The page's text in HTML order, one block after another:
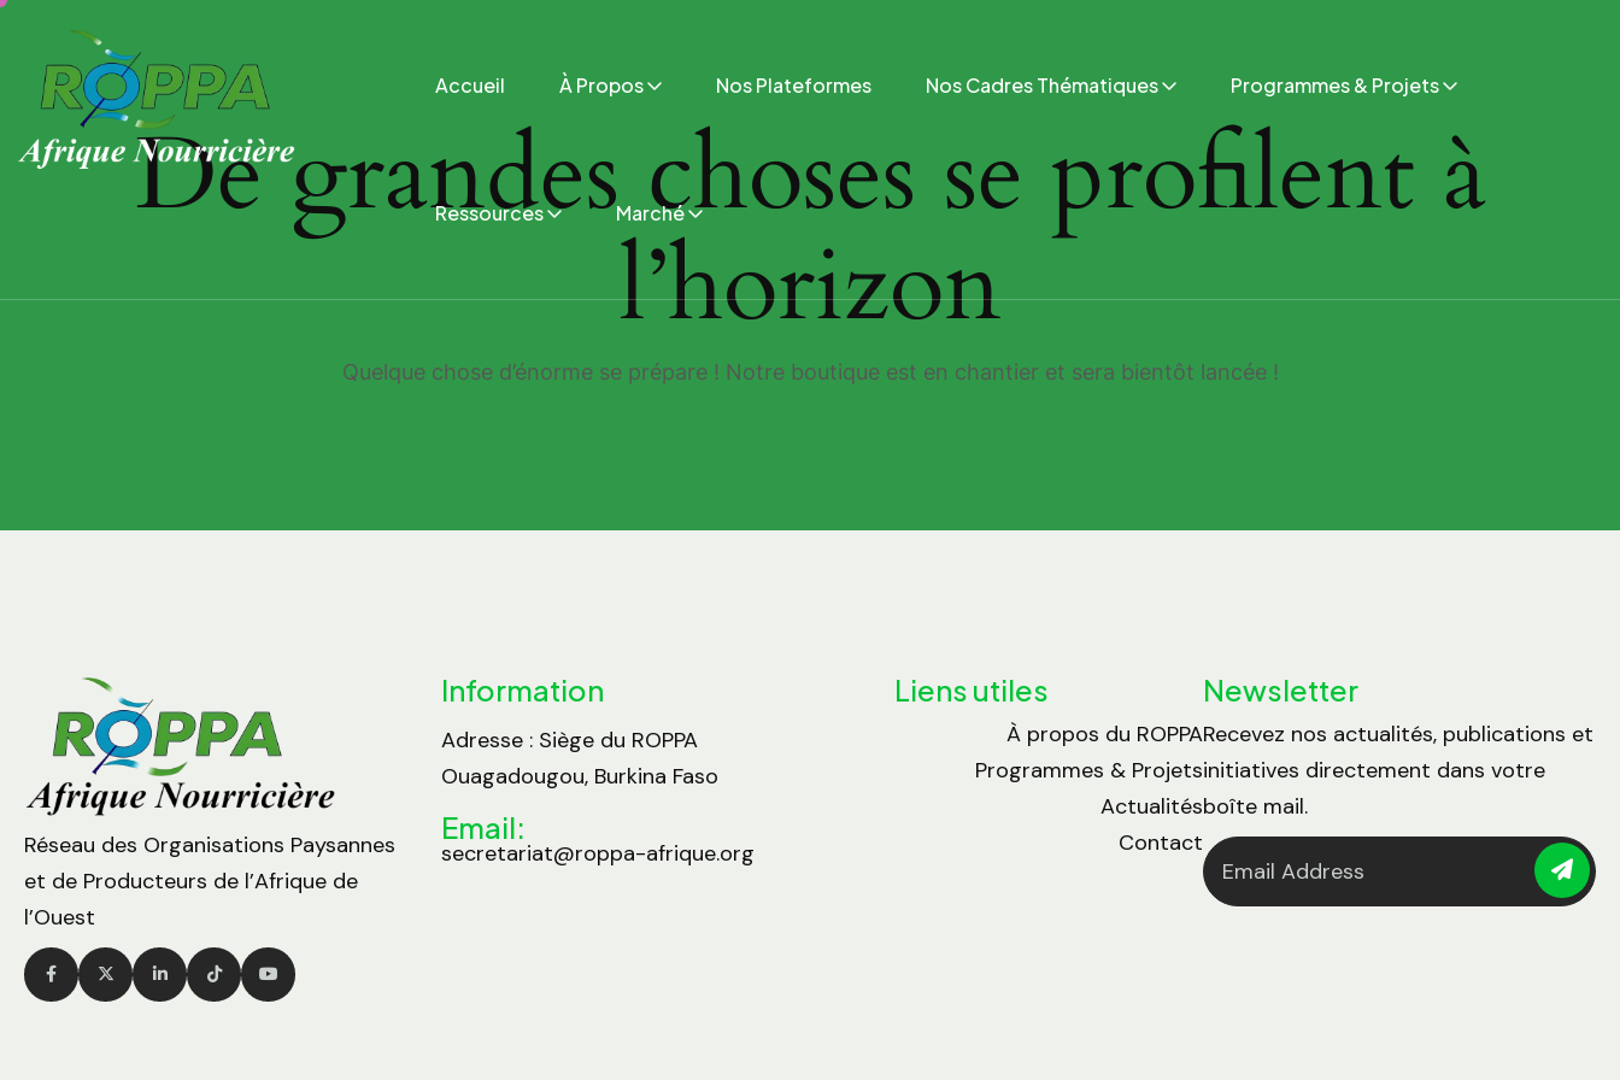
Accueil À Propos Nos Plateformes Nos Cadres Thématiques Programmes & Projets
Ressources Marché
De grandes choses se profilent à
l’horizon
Quelque chose d’énorme se prépare ! Notre boutique est en chantier et sera bientôt lancée !
Réseau des Organisations Paysannes
et de Producteurs de l’Afrique de
l’Ouest
Information
Adresse : Siège du ROPPA
Ouagadougou, Burkina Faso
Email:
secretariat@roppa-afrique.org
Liens utiles
À propos du ROPPA
Programmes & Projets
Actualités
Contact
Newsletter
Recevez nos actualités, publications et
initiatives directement dans votre
boîte mail.